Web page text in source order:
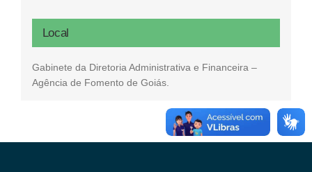
Local
Gabinete da Diretoria Administrativa e Financeira –
Agência de Fomento de Goiás.